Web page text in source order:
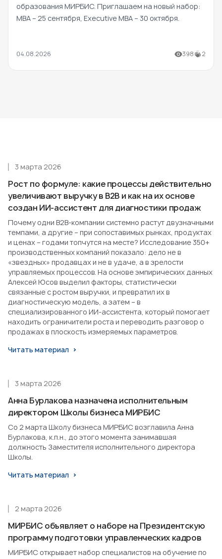
образования МИРБИС. Приглашаем на новый набор:
MBA – 25 сентября, Executive MBA – 30 октября.
04.08.2026 398 2
Рост по формуле: какие процессы действительно
увеличивают выручку в B2B и как на их основе
создан ИИ-ассистент для диагностики продаж
3 марта 2026
Почему одни B2B-компании системно растут двузначными
темпами, а другие – при сопоставимых рынках, продуктах
и ценах – годами топчутся на месте? Исследование 350+
производственных компаний показало: дело не в
«звездных» продавцах и не в удаче, а в зрелости
управляемых процессов. На основе эмпирических данных
Алексей Юсов выделил факторы, статистически
связанные с ростом выручки, и превратил их в
диагностическую модель, а затем – в
специализированного ИИ-ассистента, который помогает
находить ограничители роста и переводить разговор о
продажах в плоскость измеряемых параметров.
Читать материал
Анна Бурлакова назначена исполнительным
директором Школы бизнеса МИРБИС
3 марта 2026
Со 2 марта Школу бизнеса МИРБИС возглавила Анна
Бурлакова, к.п.н., до этого момента занимавшая
должность Заместителя исполнительного директора
Школы.
Читать материал
МИРБИС объявляет о наборе на Президентскую
программу подготовки управленческих кадров
2 марта 2026
МИРБИС открывает набор специалистов на обучение по